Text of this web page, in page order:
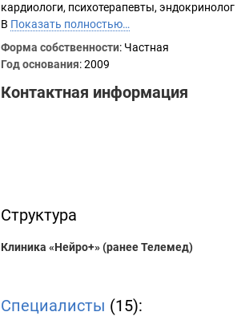
кардиологи, психотерапевты,
В Показать полностью…
Форма собственности: Частная
Год основания:2009
Контактная информация
Структура
Клиника «Нейро+» (ранее Телемед)
Специалисты (15):